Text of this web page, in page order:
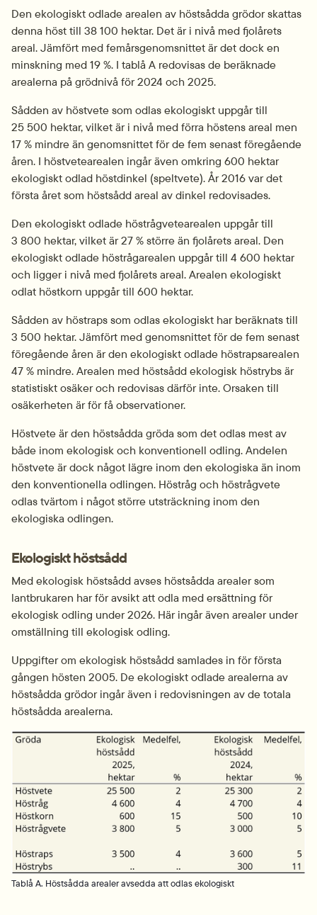
Den ekologiskt odlade arealen av höstsådda grödor skattas
denna höst till 38 100 hektar. Det är i nivå med fjolårets
areal. Jämfört med femårsgenomsnittet är det dock en
minskning med 19 %. I tablå A redovisas de beräknade
arealerna på grödnivå för 2024 och 2025.
Sådden av höstvete som odlas ekologiskt uppgår till
25 500 hektar, vilket är i nivå med förra höstens areal men
17 % mindre än genomsnittet för de fem senast föregående
åren. I höstvetearealen ingår även omkring 600 hektar
ekologiskt odlad höstdinkel (speltvete). År 2016 var det
första året som höstsådd areal av dinkel redovisades.
Den ekologiskt odlade höstrågvetearealen uppgår till
3 800 hektar, vilket är 27 % större än fjolårets areal. Den
ekologiskt odlade höstrågarealen uppgår till 4 600 hektar
och ligger i nivå med fjolårets areal. Arealen ekologiskt
odlat höstkorn uppgår till 600 hektar.
Sådden av höstraps som odlas ekologiskt har beräknats till
3 500 hektar. Jämfört med genomsnittet för de fem senast
föregående åren är den ekologiskt odlade höstrapsarealen
47 % mindre. Arealen med höstsådd ekologisk höstrybs är
statistiskt osäker och redovisas därför inte. Orsaken till
osäkerheten är för få observationer.
Höstvete är den höstsådda gröda som det odlas mest av
både inom ekologisk och konventionell odling. Andelen
höstvete är dock något lägre inom den ekologiska än inom
den konventionella odlingen. Höstråg och höstrågvete
odlas tvärtom i något större utsträckning inom den
ekologiska odlingen.
Ekologiskt höstsådd
Med ekologisk höstsådd avses höstsådda arealer som
lantbrukaren har för avsikt att odla med ersättning för
ekologisk odling under 2026. Här ingår även arealer under
omställning till ekologisk odling.
Uppgifter om ekologisk höstsådd samlades in för första
gången hösten 2005. De ekologiskt odlade arealerna av
höstsådda grödor ingår även i redovisningen av de totala
höstsådda arealerna.
Tablå A. Höstsådda arealer avsedda att odlas ekologiskt